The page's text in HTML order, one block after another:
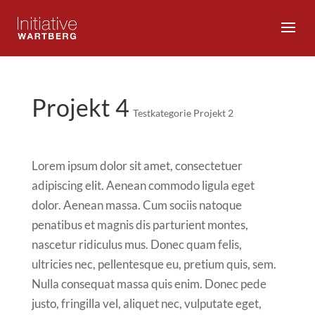
Projekt 4 Testkategorie Projekt 2
Lorem ipsum dolor sit amet, consectetuer
adipiscing elit. Aenean commodo ligula eget
dolor. Aenean massa. Cum sociis natoque
penatibus et magnis dis parturient montes,
nascetur ridiculus mus. Donec quam felis,
ultricies nec, pellentesque eu, pretium quis, sem.
Nulla consequat massa quis enim. Donec pede
justo, fringilla vel, aliquet nec, vulputate eget,